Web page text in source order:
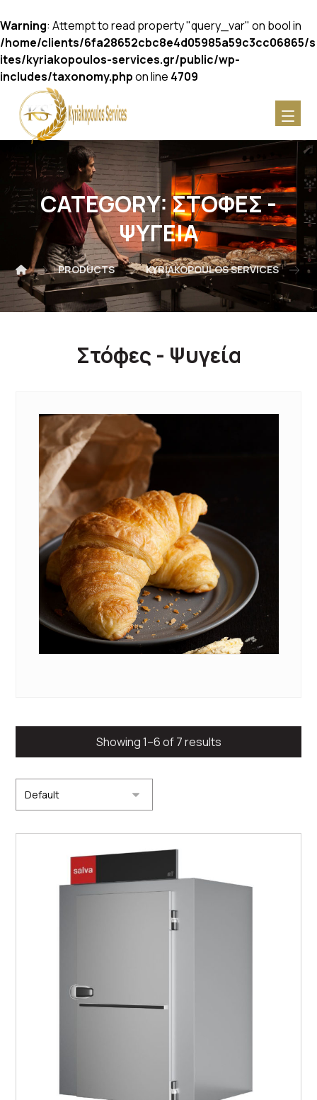
Warning: Attempt to read property "query_var" on bool in
/home/clients/6fa28652cbc8e4d05985a59c3cc06865/s
ites/kyriakopoulos-services.gr/public/wp-
includes/taxonomy.phpon line 4709
CATEGORY:ΣΤΌΦΕΣ -
ΨΥΓΕΊΑ
PRODUCTS KYRIAKOPOULOS SERVICES
Στόφες - Ψυγεία
Showing 1–6 of 7 results